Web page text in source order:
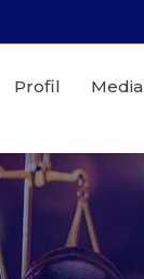
Profil Media